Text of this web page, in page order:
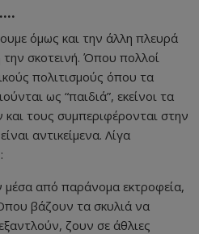
όμως και την άλλη πλευρά
σκοτεινή. Όπου πολλοί
πολιτισμούς όπου τα
ως “παιδιά”, εκείνοι τα
τους συμπεριφέρονται στην
αντικείμενα. Λίγα
από παράνομα εκτροφεία,
βάζουν τα σκυλιά να
ζουν σε άθλιες